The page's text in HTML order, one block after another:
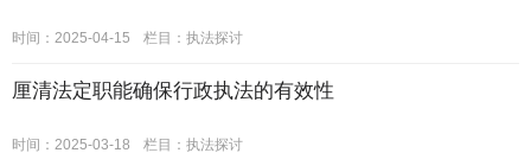
时间：2025-04-15 栏目： 执法探讨
厘清法定职能确保行政执法的有效性
时间：2025-03-18 栏目： 执法探讨